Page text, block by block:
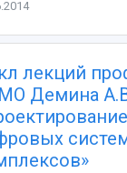
лекций
Демина